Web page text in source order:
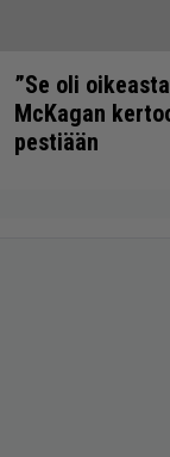
”Se oli
McKagan
pestiään